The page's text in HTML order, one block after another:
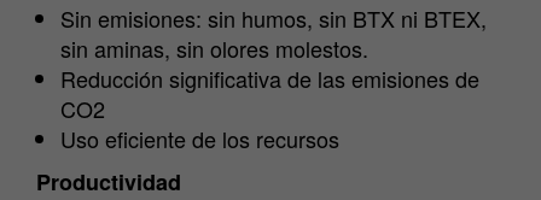
Sin emisiones: sin humos, sin BTX ni BTEX,
sin aminas, sin olores molestos.
Reducción significativa de las emisiones de
CO2
Uso eficiente de los recursos
Productividad